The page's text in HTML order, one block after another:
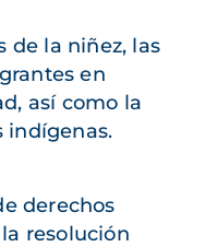
de la niñez, las
en
así como la
indígenas.
derechos
resolución